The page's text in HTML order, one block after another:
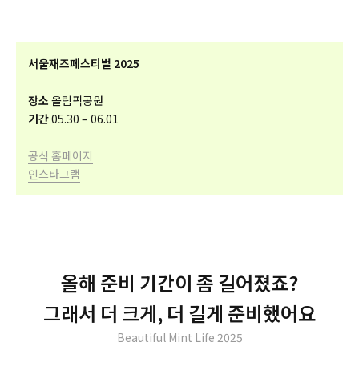
서울재즈페스티벌 2025
장소 올림픽공원
기간05.30 – 06.01
공식 홈페이지
인스타그램
올해 준비 기간이 좀 길어졌죠?
그래서 더 크게, 더 길게 준비했어요
Beautiful Mint Life 2025